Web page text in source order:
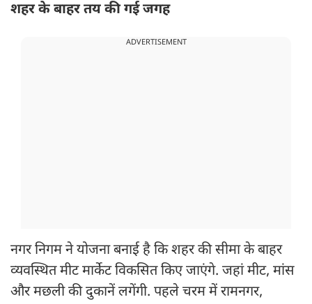
शहर के बाहर तय की गई जगह
ADVERTISEMENT
नगर निगम ने योजना बनाई है कि शहर की सीमा के बाहर
व्यवस्थित मीट मार्केट विकसित किए जाएंगे. जहां मीट, मांस
और मछली की दुकानें लगेंगी. पहले चरम में रामनगर,